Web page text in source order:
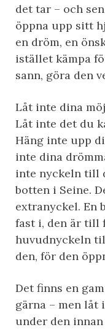
det tar – och
öppna upp sitt
en dröm, en
istället kämpa
sann, göra den
Låt inte dina
Låt inte det du
Häng inte upp
inte dina
inte nyckeln till
botten i Seine.
extranyckel.
fast i, den är till
huvudnyckeln
den, för den
Det finns en
gärna – men låt
under den